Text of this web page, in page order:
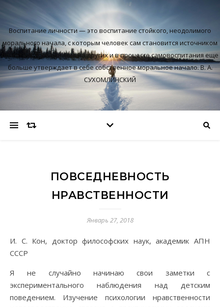
Воспитание личности — это воспитание стойкого, неодолимого
морального начала, с которым человек сам становится источником
благотворного влияния на других и в процессе самовоспитания еще
больше утверждает в себе собственное моральное начало. В. А.
СУХОМЛИНСКИЙ
ПОВСЕДНЕВНОСТЬ
НРАВСТВЕННОСТИ
Январь 27, 2018
И. С. Кон, доктор философских наук, академик АПН
СССР
Я не случайно начинаю свои заметки с
экспериментального наблюдения над детским
поведением. Изучение психологии нравственности